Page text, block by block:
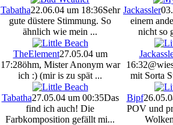
Tabatha22.06.04 um 18:36Sehr
gute düstere Stimmung. So
ähnlich wie mein ...
Jackassler
einem
nicht so
TheElement27.05.04 um
17:28öhm, Mister Anonym war
ich :) (mir is zu spät ...
16:32
mit Sorta
Tabatha27.05.04 um 00:35Das
find ich auch! Die
Farbkomposition gefällt mi...
Bipf
POV und